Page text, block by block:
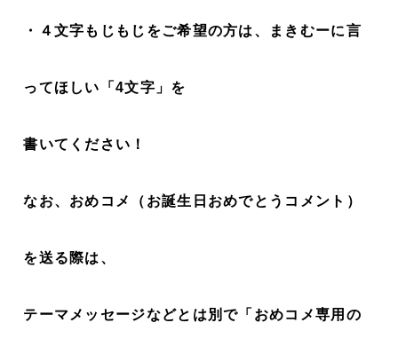
・４文字もじもじをご希望の方は、まきむーに言
ってほしい「4文字」を
書いてください！
なお、おめコメ（お誕生日おめでとうコメント）
を送る際は、
テーマメッセージなどとは別で「おめコメ専用の